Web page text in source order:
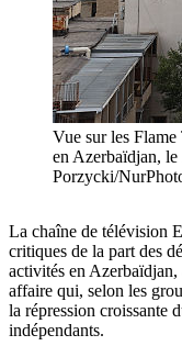
Vue sur les
en Azerbaïdjan,
Porzycki/
La chaîne de télévision
critiques de la part des
activités en
affaire qui, selon les
la répression croissante
indépendants.